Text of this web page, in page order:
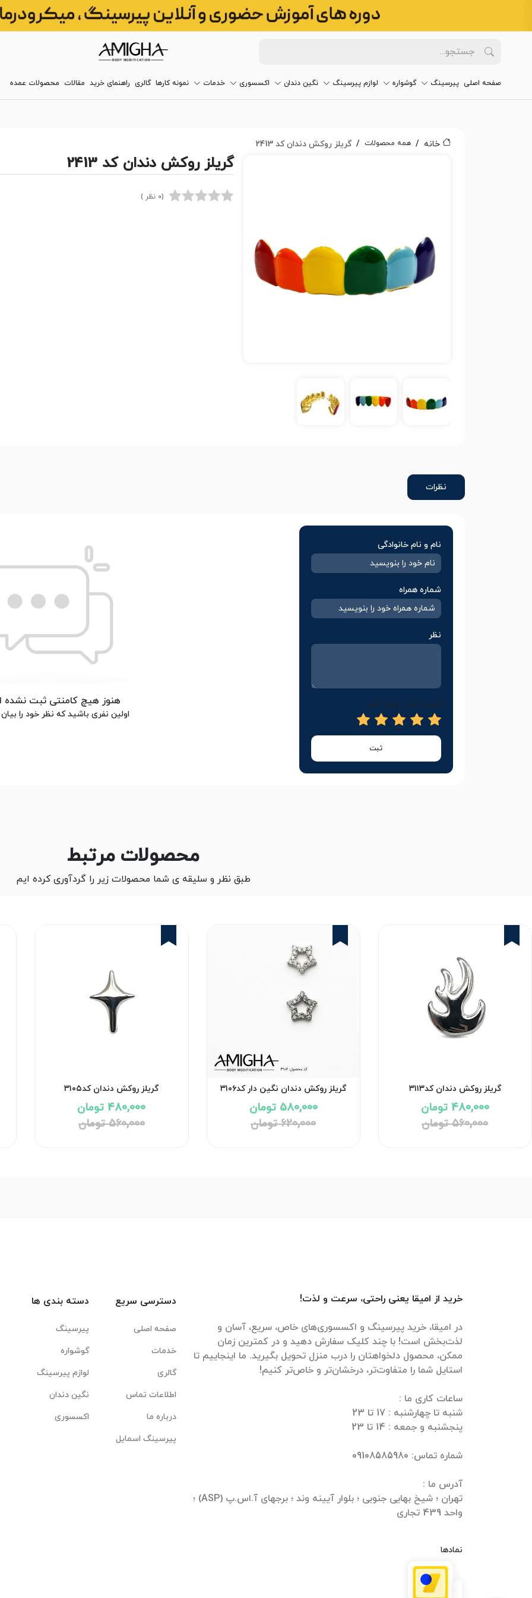
صفحه اصلی پیرسینگ گوشواره لوازم پیرسینگ نگین دندان اکسسوری خدمات نمونه کارها گالری راهنمای خرید مقالات محصولات عمده
خانه همه محصولات گریلز روکش دندان کد 2413
گریلز روکش دندان کد 2413
(0 نظر )
نظرات
نام و نام خانوادگی
شماره همراه
نظر
امتیاز خود را وارد کنید
ثبت
هنوز هیچ کامنتی ثبت
اولین نفری باشید که نظر خود را
محصولات مرتبط
طبق نظر و سلیقه ی شما محصولات زیر را گردآوری کرده ایم
گریلز روکش دندان کد۳۱۱۳
480,000 تومان
560,000 تومان
گریلز روکش دندان نگین دار کد۳۱۰۶
580,000 تومان
620,000 تومان
گریلز روکش دندان کد۳۱۰۵
480,000 تومان
560,000 تومان
خرید از امیقا یعنی راحتی، سرعت و لذت!
در امیقا، خرید پیرسینگ و اکسسوری‌های خاص، سریع، آسان و
لذت‌بخش است! با چند کلیک سفارش دهید و در کمترین زمان
ممکن، محصول دلخواهتان را درب منزل تحویل بگیرید. ما اینجاییم تا
تهران ؛ شیخ بهایی جنوبی ؛ بلوار آیینه وند ؛ برجهای آ.اس.پ (ASP) ؛
واحد 439 تجاری
نمادها
دسترسی سریع
صفحه اصلی
خدمات
گالری
اطلاعات تماس
درباره ما
پیرسینگ اسمایل
دسته بندی ها
پیرسینگ
گوشواره
لوازم پیرسینگ
نگین دندان
اکسسوری